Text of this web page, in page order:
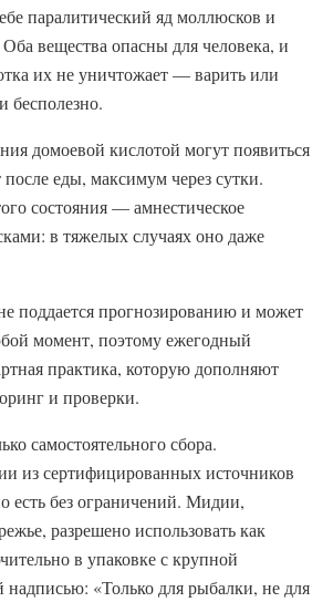
паралитический яд моллюсков и
вещества опасны для человека, и
их не уничтожает — варить или
бесполезно.
домоевой кислотой могут появиться
еды, максимум через сутки.
состояния — амнестическое
в тяжелых случаях оно даже
поддается прогнозированию и может
момент, поэтому ежегодный
практика, которую дополняют
и проверки.
самостоятельного сбора.
из сертифицированных источников
есть без ограничений. Мидии,
разрешено использовать как
в упаковке с крупной
надписью: «Только для рыбалки, не для